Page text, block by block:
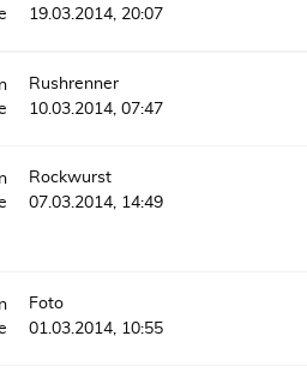
19.03.2014, 20:07
Rushrenner
10.03.2014, 07:47
Rockwurst
07.03.2014, 14:49
Foto
01.03.2014, 10:55